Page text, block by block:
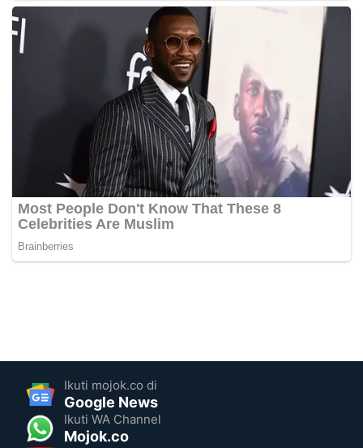
Ikuti mojok.co di
Google News
Ikuti WA Channel
Mojok.co